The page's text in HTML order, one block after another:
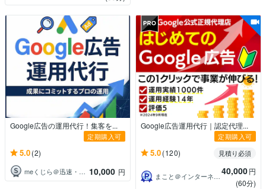
Google広告の運用代行！集客を...
定期購入可
5.0(2)
meくじら＠迅速・丁寧な対応でHP作成 10,000 円
Google広告運用代行｜認定代理...
定期購入可
5.0(120) 見積り必須
まこと＠インターネット広告の専門家40,000円
(60分)